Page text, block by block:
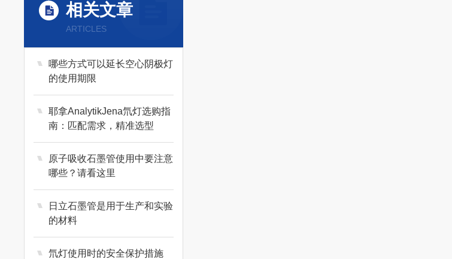
相关文章
ARTICLES
哪些方式可以延长空心阴极灯
的使用期限
耶拿AnalytikJena氘灯选购指
南：匹配需求，精准选型
原子吸收石墨管使用中要注意
哪些？请看这里
日立石墨管是用于生产和实验
的材料
氘灯使用时的安全保护措施